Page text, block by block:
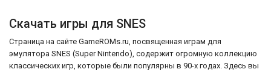
Скачать игры для SNES
Страница на сайте GameROMs.ru, посвященная играм для
эмулятора SNES (Super Nintendo), содержит огромную коллекцию
классических игр, которые были популярны в 90-х годах. Здесь вы